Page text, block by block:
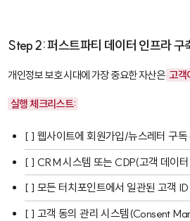
Step 2: 퍼스트파티 데이터 인프라 구
개인정보 보호 시대에 가장 중요한 자산은 고객
실행 체크리스트:
[ ] 웹사이트에 회원가입/뉴스레터 구독
[ ] CRM 시스템 또는 CDP(고객 데이
[ ] 모든 터치포인트에서 일관된 고객
[ ] 고객 동의 관리 시스템(Consent